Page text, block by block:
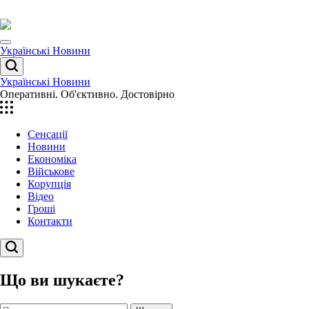
до
вмісту
Menu
Українські Новини
Пошук
Українські Новини
Оперативні. Об'єктивно. Достовірно
Сенсації
Новини
Економіка
Військове
Корупція
Відео
Гроші
Контакти
Пошук
Що ви шукаєте?